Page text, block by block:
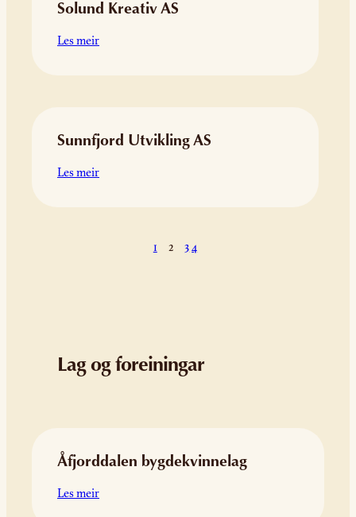
Solund Kreativ AS
Les meir:
Sunnfjord Utvikling AS
Les meir:
1
2 34
Lag og foreiningar
Åfjorddalen bygdekvinnelag
Les meir: